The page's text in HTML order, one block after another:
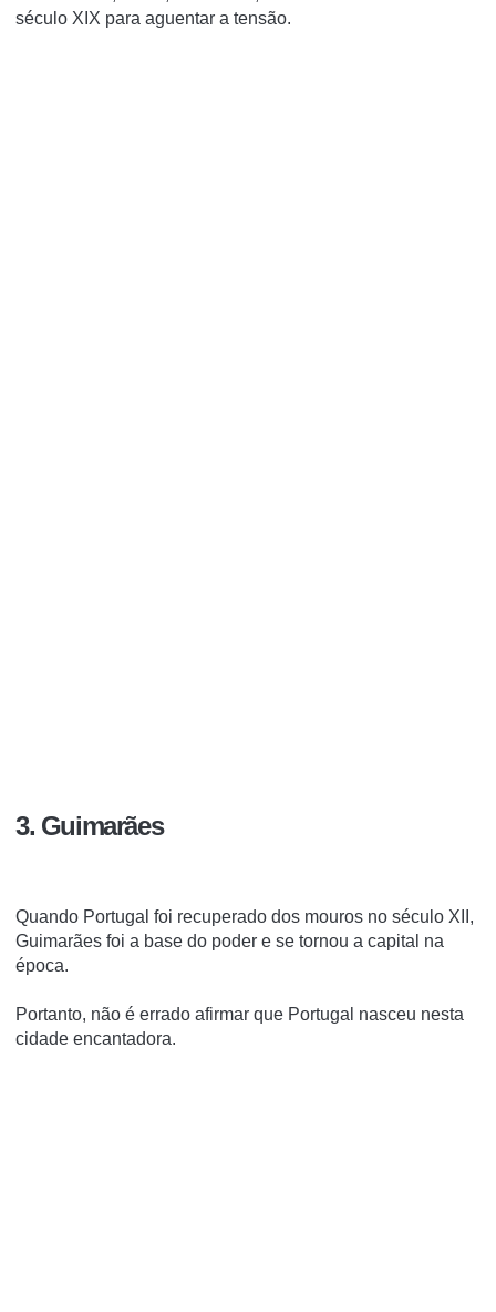
século XIX para aguentar a tensão.
3. Guimarães
Quando Portugal foi recuperado dos mouros no século XII,
Guimarães foi a base do poder e se tornou a capital na
época.
Portanto, não é errado afirmar que Portugal nasceu nesta
cidade encantadora.